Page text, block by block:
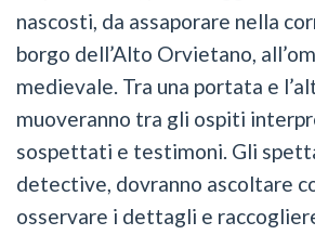
nascosti, da assaporare nella
borgo dell’Alto Orvietano,
medievale. Tra una portata e
muoveranno tra gli ospiti
sospettati e testimoni. Gli
detective, dovranno ascoltare
osservare i dettagli e